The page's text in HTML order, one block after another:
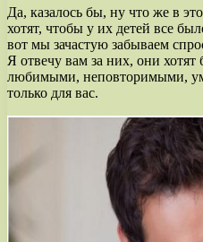
Да, казалось бы, ну что же в
хотят, чтобы у их детей все
вот мы зачастую забываем
Я отвечу вам за них, они
любимыми, неповторимыми,
только для вас.